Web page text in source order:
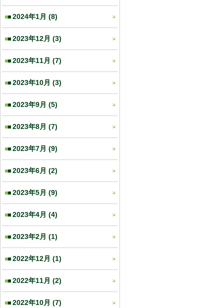
2024年1月 (8)
2023年12月 (3)
2023年11月 (7)
2023年10月 (3)
2023年9月 (5)
2023年8月 (7)
2023年7月 (9)
2023年6月 (2)
2023年5月 (9)
2023年4月 (4)
2023年2月 (1)
2022年12月 (1)
2022年11月 (2)
2022年10月 (7)